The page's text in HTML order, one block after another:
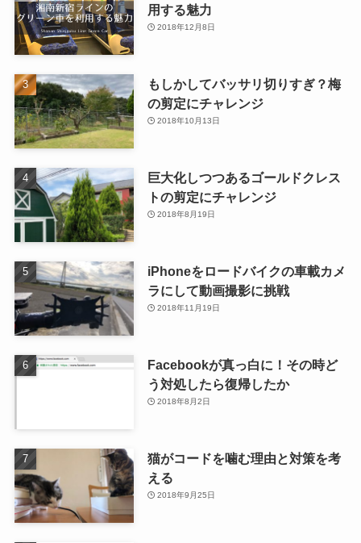
用する魅力
2018年12月8日
もしかしてバッサリ切りすぎ？梅
の剪定にチャレンジ
2018年10月13日
巨大化しつつあるゴールドクレス
トの剪定にチャレンジ
2018年8月19日
iPhoneをロードバイクの車載カメ
ラにして動画撮影に挑戦
2018年11月19日
Facebookが真っ白に！その時ど
う対処したら復帰したか
2018年8月2日
猫がコードを噛む理由と対策を考
える
2018年9月25日